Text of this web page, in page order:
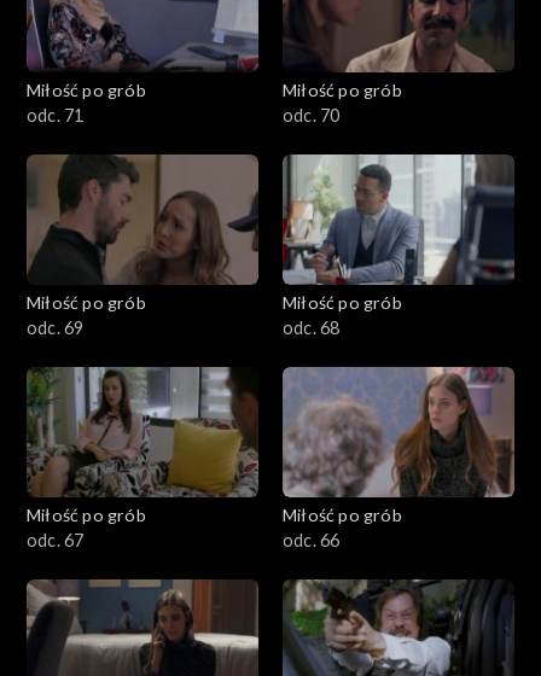
Miłość po grób
odc. 71
Miłość po grób
odc. 70
Miłość po grób
odc. 69
Miłość po grób
odc. 68
Miłość po grób
odc. 67
Miłość po grób
odc. 66